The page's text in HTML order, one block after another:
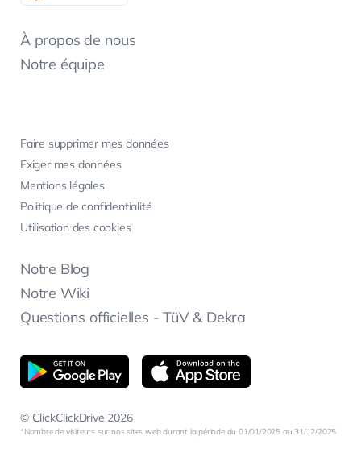
© ClickClickDrive 2026
Nombre de visiteurs sur nos sites web durant la période du 01/01/2025 au 31/12/2025
À propos de nous
Notre équipe
Faire supprimer mes données
Exiger mes données
Mentions légales
Politique de confidentialité
Utilisation des cookies
Notre Blog
Notre Wiki
Questions officielles - TüV & Dekra